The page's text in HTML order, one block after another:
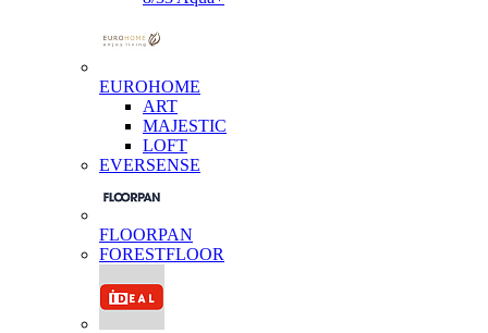
EUROHOME
ART
MAJESTIC
LOFT
EVERSENSE
FLOORPAN
FORESTFLOOR